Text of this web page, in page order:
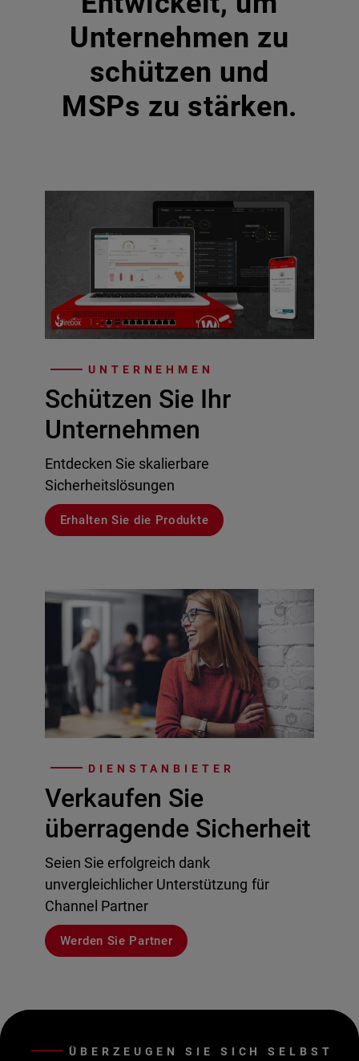
Unternehmen zu
schützen und
MSPs zu stärken.
UNTERNEHMEN
Schützen Sie Ihr
Unternehmen
Entdecken Sie skalierbare
Sicherheitslösungen
Erhalten Sie die Produkte
DIENSTANBIETER
Verkaufen Sie
überragende Sicherheit
Seien Sie erfolgreich dank
unvergleichlicher Unterstützung für
Channel Partner
Werden Sie Partner
ÜBERZEUGEN SIE SICH SELBST